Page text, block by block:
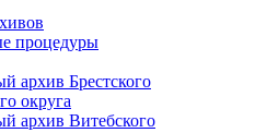
процедуры
архив Брестского
округа
архив Витебского